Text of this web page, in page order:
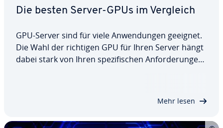
Die besten Server-GPUs im Vergleich
GPU-Server sind für viele An­wen­dun­gen geeignet.
Die Wahl der richtigen GPU für Ihren Server hängt
dabei stark von Ihren spe­zi­fi­schen An­for­de­run­gen
Mehr lesen